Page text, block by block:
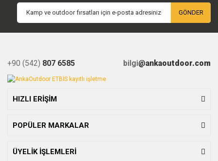
GÖNDER
+90 (542) 807 6585 bilgi@ankaoutdoor.com
HIZLI ERİŞİM
POPÜLER MARKALAR
ÜYELİK İŞLEMLERİ